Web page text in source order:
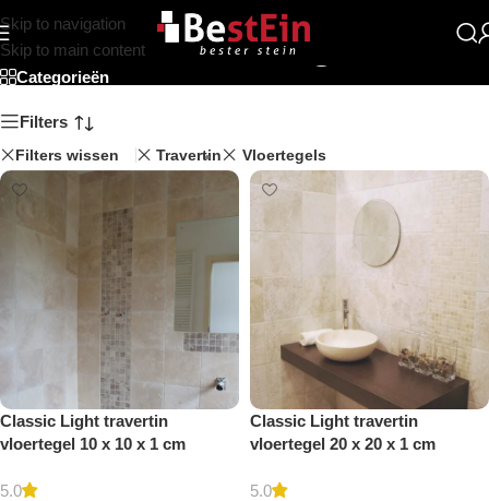
Skip to navigation
Skip to main content
Travertin Vloertegels
Categorieën
Filters
Filters wissen Travertin Vloertegels
Classic Light travertin
vloertegel 10 x 10 x 1 cm
5.0
Classic Light travertin
vloertegel 20 x 20 x 1 cm
5.0